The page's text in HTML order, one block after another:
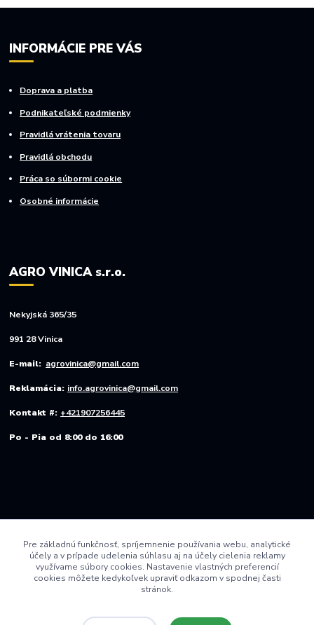
INFORMÁCIE PRE VÁS
Doprava a platba
Podnikateľské podmienky
Pravidlá vrátenia tovaru
Pravidlá obchodu
Práca so súbormi cookie
Osobné informácie
AGRO VINICA s.r.o.
Nekyjská 365/35
991 28 Vinica
E-mail: agrovinica@gmail.com
Reklamácia: info.agrovinica@gmail.com
Kontakt #: +421907256445
Po - Pia od 8:00 do 16:00
Pre základnú funkčnosť, spríjemnenie používania webu, analytické
účely a v prípade udelenia súhlasu aj na účely cielenia reklamy
využívame súbory cookies. Nastavenie vlastných preferencií
cookies môžete kedykoľvek upraviť odkazom v spodnej časti
stránok.